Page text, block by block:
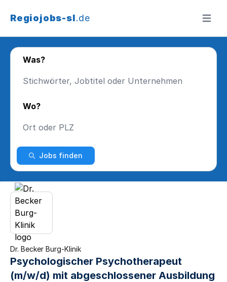
Regiojobs-sl.de Menü
Was?
Wo?
Jobs finden
Dr. Becker Burg-Klinik
Psychologischer Psychotherapeut
(m/w/d) mit abgeschlossener Ausbildung